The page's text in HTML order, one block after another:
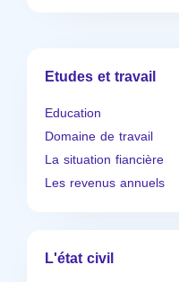
Etudes et travail
Education
Domaine de travail
La situation fiancière
Les revenus annuels
L'état civil